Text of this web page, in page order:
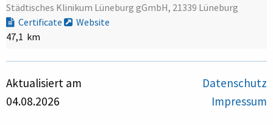
Städtisches Klinikum Lüneburg gGmbH, 21339 Lüneburg
Certificate
Website
47,1 km
Aktualisiert am
04.08.2026
Datenschutz
Impressum